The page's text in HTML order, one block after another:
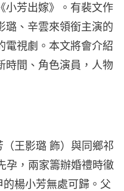
小芳出嫁》。有裴文作
璐、辛雲來領銜主演的
電視劇。本文將會介紹
時間、角色演員，人物
王影璐 飾）與同鄉祁
孕，兩家籌辦婚禮時徹
楊小芳無處可歸。父